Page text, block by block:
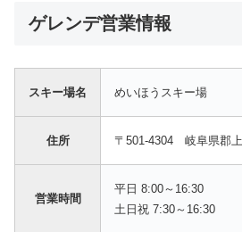
ゲレンデ営業情報
スキー場名 めいほうスキー場
住所 〒501-4304 岐阜県郡
営業時間
平日 8:00～16:30
土日祝 7:30～16:30